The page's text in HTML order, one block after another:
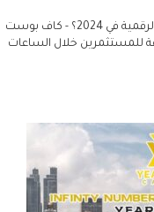
- كاف بوست
للمستثمرين خلال الساعات